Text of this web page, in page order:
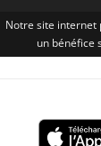
Notre site internet
un bénéfice